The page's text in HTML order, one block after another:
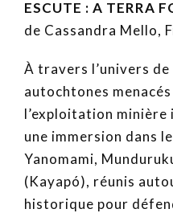
ESCUTE : A TERRA
de Cassandra Mello,
À travers l’univers
autochtones
l’exploitation
une immersion dans
Yanomami,
(Kayapó), réunis
historique pour